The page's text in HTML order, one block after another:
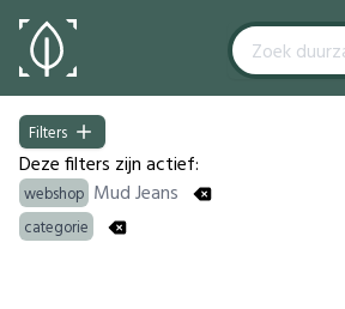
Filters
Filters
Deze filters zijn actief:
webshop Mud Jeans
categorie